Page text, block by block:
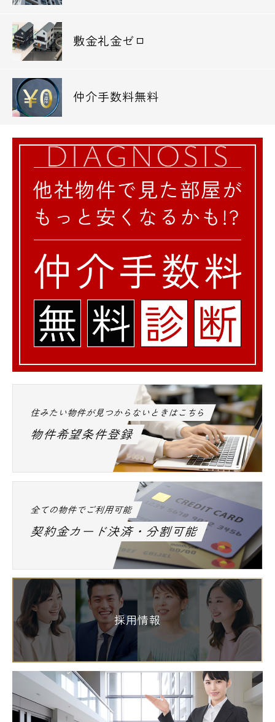
敷金礼金ゼロ
仲介手数料無料
住みたい物件が見つからないときはこちら
物件希望条件登録
全ての物件でご利用可能
契約金カード決済・分割可能
採用情報